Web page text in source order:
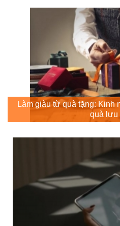
Làm giàu từ quà tặng: Kinh
quà lưu